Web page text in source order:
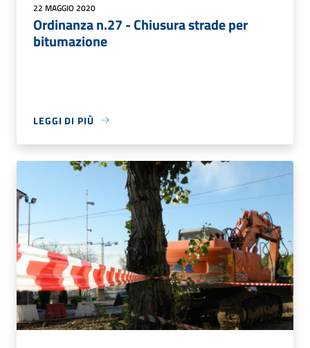
22 MAGGIO 2020
Ordinanza n.27 - Chiusura strade per
bitumazione
LEGGI DI PIÙ